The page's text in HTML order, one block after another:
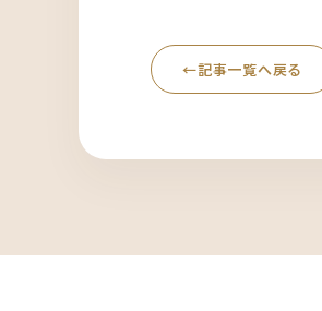
←記事一覧へ戻る